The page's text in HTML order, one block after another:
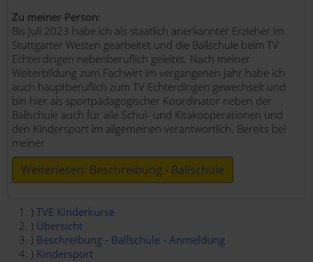
Zu meiner Person:
Bis Juli 2023 habe ich als staatlich anerkannter Erzieher im
Stuttgarter Westen gearbeitet und die Ballschule beim TV
Echterdingen nebenberuflich geleitet. Nach meiner
Weiterbildung zum Fachwirt im vergangenen Jahr habe ich
auch hauptberuflich zum TV Echterdingen gewechselt und
bin hier als sportpädagogischer Koordinator neben der
Ballschule auch für alle Schul- und Kitakooperationen und
den Kindersport im allgemeinen verantwortlich. Bereits bei
meiner
Weiterlesen: Beschreibung - Ballschule
TVE Kinderkurse
Übersicht
Beschreibung - Ballschule - Anmeldung
Kindersport